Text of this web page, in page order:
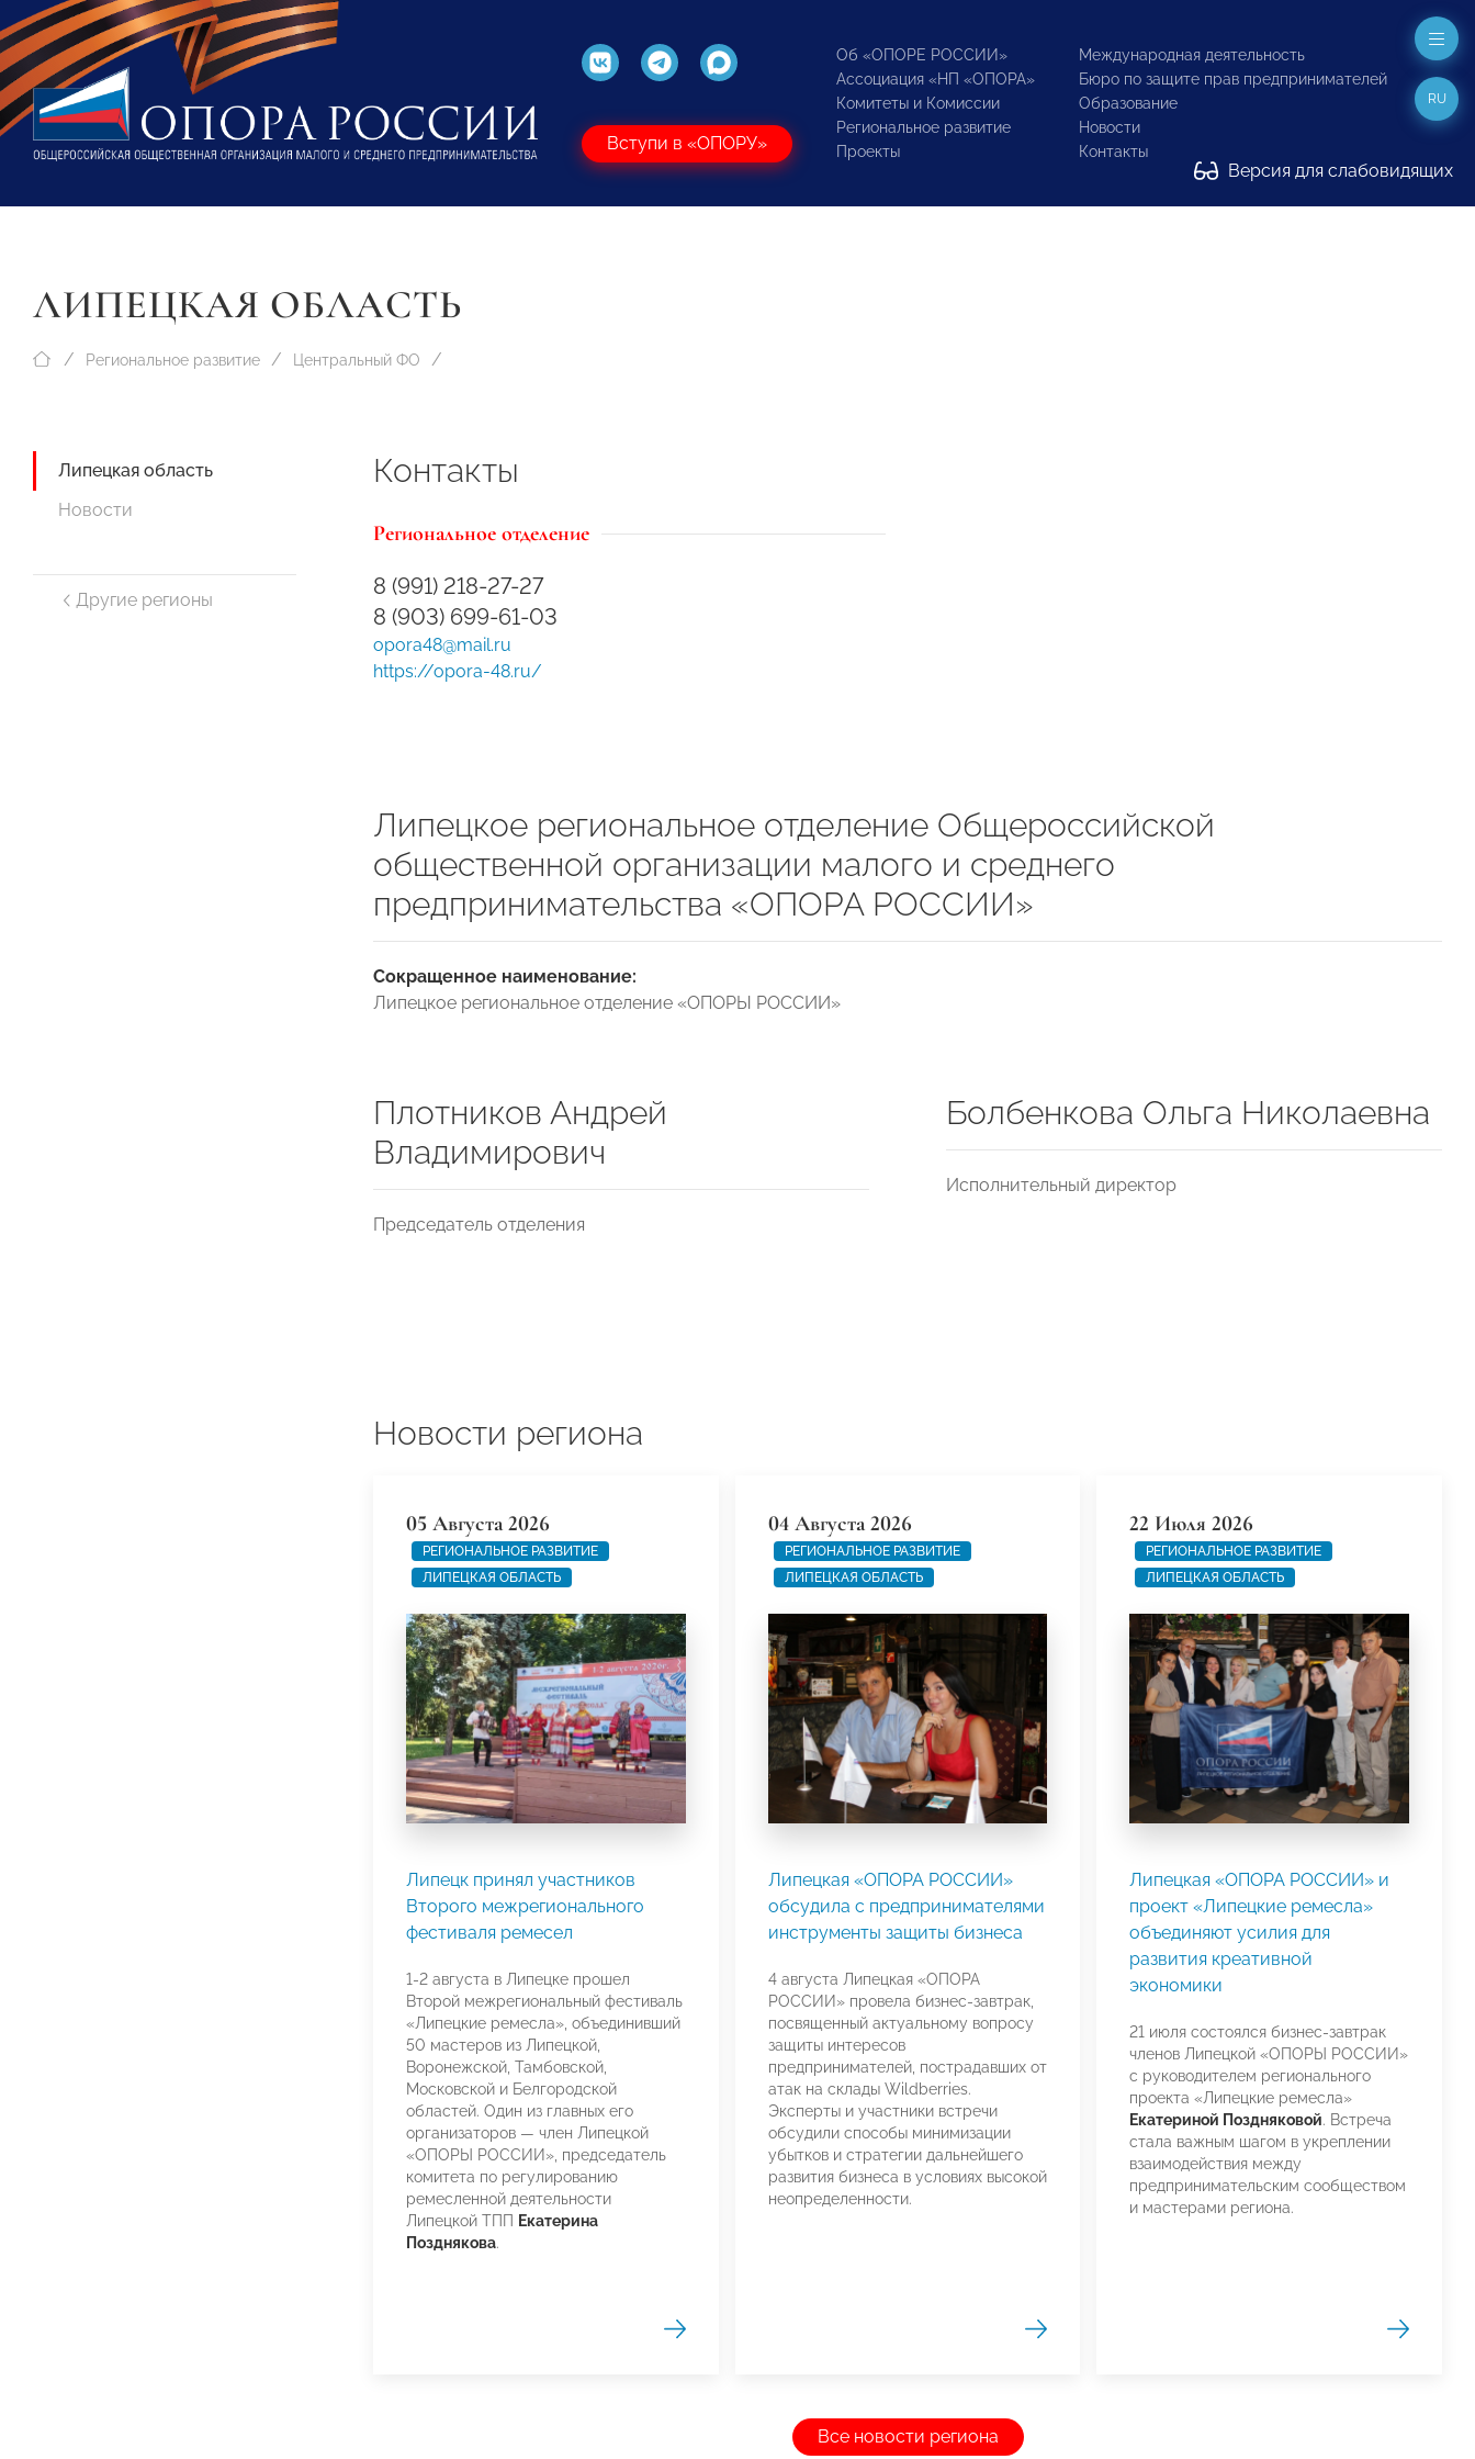
Вступи в «ОПОРУ»
Об «ОПОРЕ РОССИИ»
Ассоциация «НП «ОПОРА»
Комитеты и Комиссии
Региональное развитие
Проекты
Международная деятельность
Бюро по защите прав предпринимателей
Образование
Новости
Контакты
Версия для слабовидящих
RU
ЛИПЕЦКАЯ ОБЛАСТЬ
Региональное развитие Центральный ФО
Липецкая область
Новости
Другие регионы
Контакты
Региональное отделение
8 (991) 218-27-27
8 (903) 699-61-03
opora48@mail.ru
https://opora-48.ru/
Липецкое региональное отделение Общероссийской
общественной организации малого и среднего
предпринимательства «ОПОРА РОССИИ»
Сокращенное наименование:
Липецкое региональное отделение «ОПОРЫ РОССИИ»
Плотников Андрей
Владимирович
Председатель отделения
Болбенкова Ольга Николаевна
Исполнительный директор
Новости региона
05 Августа 2026
РЕГИОНАЛЬНОЕ РАЗВИТИЕ
ЛИПЕЦКАЯ ОБЛАСТЬ
Липецк принял участников
Второго межрегионального
фестиваля ремесел
1-2 августа в Липецке прошел
Второй межрегиональный фестиваль
«Липецкие ремесла», объединивший
50 мастеров из Липецкой,
Воронежской, Тамбовской,
Московской и Белгородской
областей. Один из главных его
организаторов — член Липецкой
«ОПОРЫ РОССИИ», председатель
комитета по регулированию
ремесленной деятельности
Липецкой ТПП Екатерина
Позднякова.
04 Августа 2026
РЕГИОНАЛЬНОЕ РАЗВИТИЕ
ЛИПЕЦКАЯ ОБЛАСТЬ
Липецкая «ОПОРА РОССИИ»
обсудила с предпринимателями
инструменты защиты бизнеса
4 августа Липецкая «ОПОРА
РОССИИ» провела бизнес-завтрак,
посвященный актуальному вопросу
защиты интересов
предпринимателей, пострадавших от
атак на склады Wildberries.
Эксперты и участники встречи
обсудили способы минимизации
убытков и стратегии дальнейшего
развития бизнеса в условиях высокой
неопределенности.
22 Июля 2026
РЕГИОНАЛЬНОЕ РАЗВИТИЕ
ЛИПЕЦКАЯ ОБЛАСТЬ
Липецкая «ОПОРА РОССИИ» и
проект «Липецкие ремесла»
объединяют усилия для
развития креативной
экономики
21 июля состоялся бизнес-завтрак
членов Липецкой «ОПОРЫ РОССИИ»
с руководителем регионального
проекта «Липецкие ремесла»
Екатериной Поздняковой. Встреча
стала важным шагом в укреплении
взаимодействия между
предпринимательским сообществом
и мастерами региона.
Все новости региона